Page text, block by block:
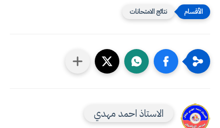
نتائج الامتحانات
الاستاذ احمد مهدي